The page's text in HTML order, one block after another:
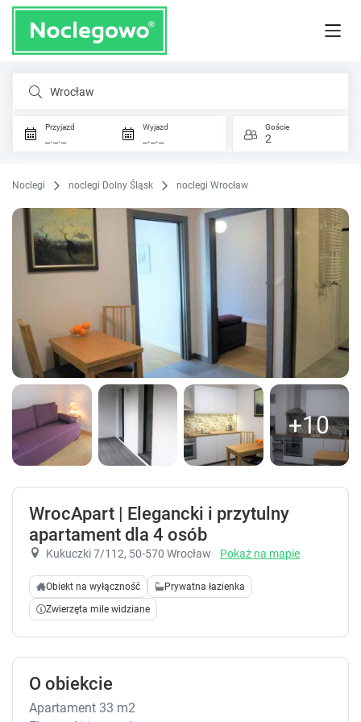
Wrocław
Przyjazd
_._._
Wyjazd
_._._
Goście
2
Noclegi noclegi Dolny Śląsk noclegi Wrocław
+10
WrocApart | Elegancki i przytulny
apartament dla 4 osób
Kukuczki 7/112, 50-570 Wrocław Pokaż na mapie
Obiekt na wyłączność
Prywatna łazienka
Zwierzęta mile widziane
O obiekcie
Apartament 33 m2